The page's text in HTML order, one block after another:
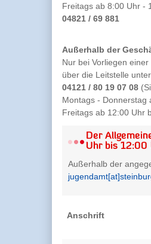
Freitags ab 8:00 Uhr -
04821 / 69 881
Außerhalb der
Nur bei Vorliegen
über die Leitstelle unter
04121 / 80 19 07 08
Montags - Donnerstag
Freitags ab 12:00 Uhr
Der
Uhr bis 12:00
Außerhalb der
Anschrift